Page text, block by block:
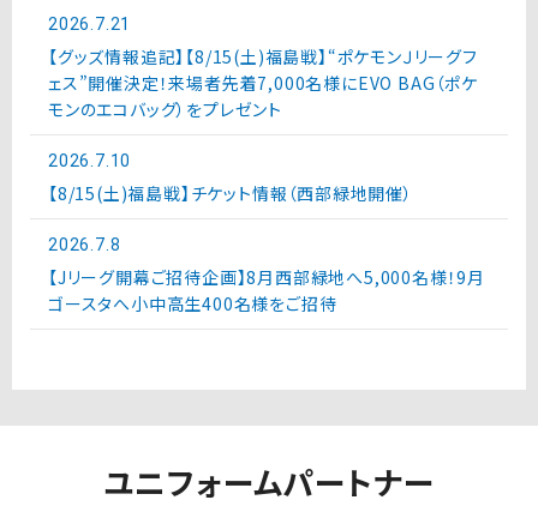
2026.7.21
【グッズ情報追記】【8/15(土)福島戦】“ポケモンＪリーグフ
ェス”開催決定！来場者先着7,000名様にEVO BAG（ポケ
モンのエコバッグ）をプレゼント
2026.7.10
【8/15(土)福島戦】チケット情報（西部緑地開催）
2026.7.8
【Jリーグ開幕ご招待企画】8月西部緑地へ5,000名様！9月
ゴースタへ小中高生400名様をご招待
ユニフォームパートナー